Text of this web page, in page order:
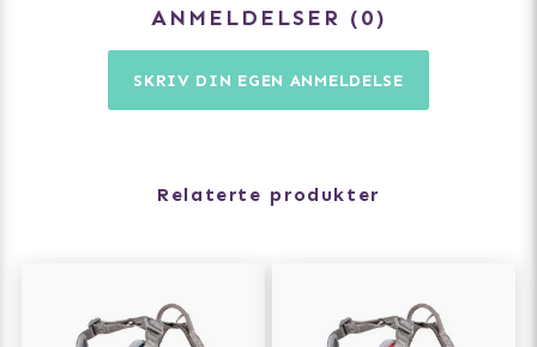
ANMELDELSER 0
SKRIV DIN EGEN ANMELDELSE
Relaterte produkter